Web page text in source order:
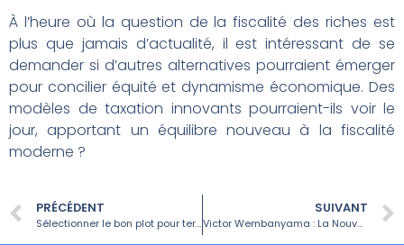
À l’heure où la question de la fiscalité des riches est
plus que jamais d’actualité, il est intéressant de se
demander si d’autres alternatives pourraient émerger
pour concilier équité et dynamisme économique. Des
modèles de taxation innovants pourraient-ils voir le
jour, apportant un équilibre nouveau à la fiscalité
moderne ?
PRÉCÉDENT
Sélectionner le bon plot pour terrasse : critères essentiels
SUIVANT
Victor Wembanyama : La Nouvelle Étoile qui Réinvente le Basket